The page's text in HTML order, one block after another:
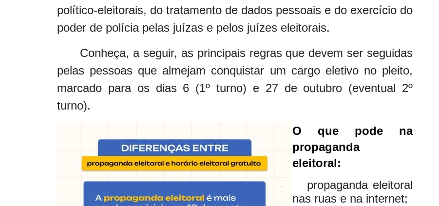
político-eleitorais, do tratamento de dados pessoais e do exercício do
poder de polícia pelas juízas e pelos juízes eleitorais.
Conheça, a seguir, as principais regras que devem ser seguidas
pelas pessoas que almejam conquistar um cargo eletivo no pleito,
marcado para os dias 6 (1º turno) e 27 de outubro (eventual 2º
turno).
O que pode na
propaganda
eleitoral:
·
propaganda eleitoral
nas ruas e na internet;